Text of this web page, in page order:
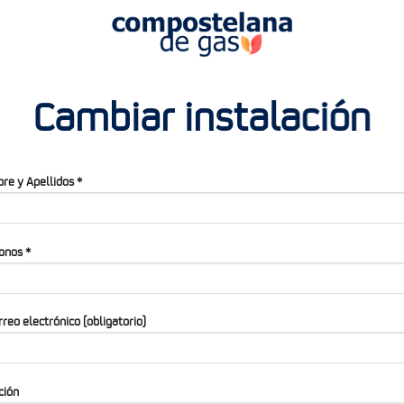
Cambiar instalación
y Apellidos *
*
electrónico (obligatorio)